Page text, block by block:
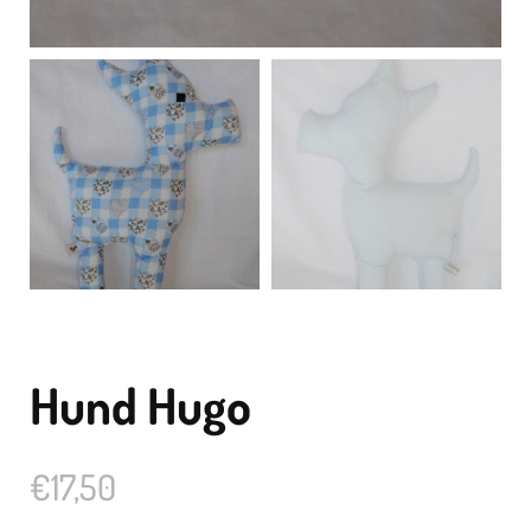
Hund Hugo
€17,50